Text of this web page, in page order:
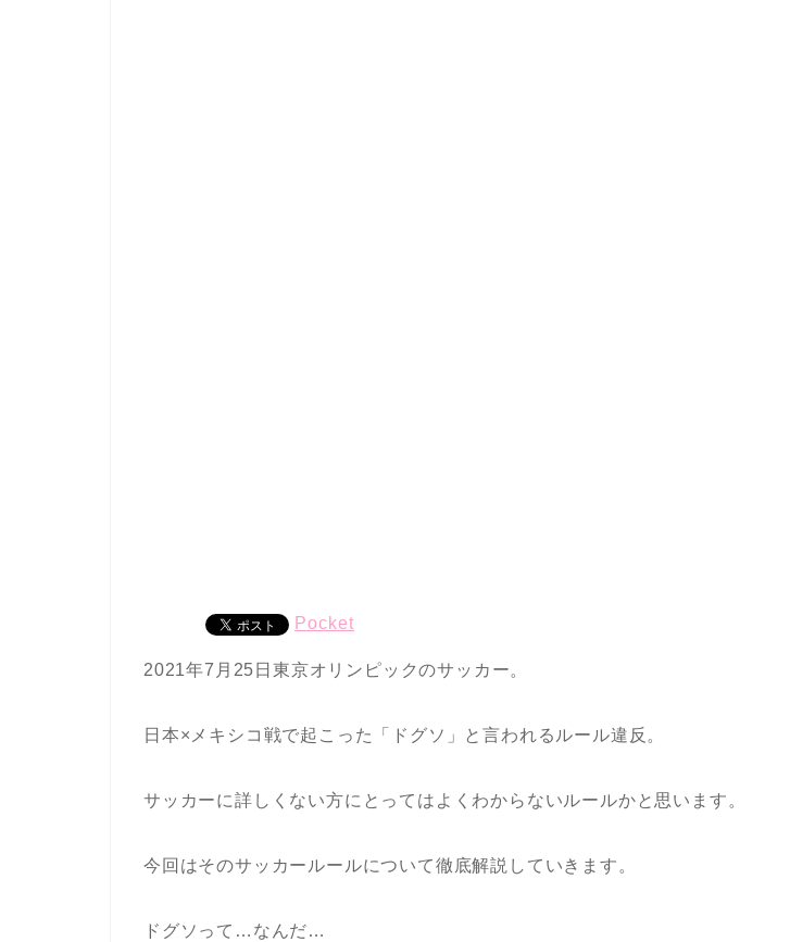
Pocket
2021年7月25日東京オリンピックのサッカー。
日本×メキシコ戦で起こった「ドグソ」と言われるルール違反。
サッカーに詳しくない方にとってはよくわからないルールかと思います。
今回はそのサッカールールについて徹底解説していきます。
ドグソって…なんだ…